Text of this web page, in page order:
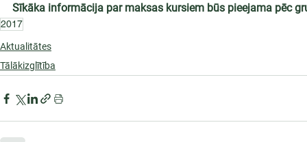
Sīkāka informācija par maksas kursiem būs pieejama pēc
2017
Aktualitātes
Tālākizglītība